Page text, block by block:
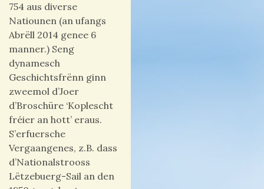
754 aus diverse
Natiounen (an ufangs
Abrëll 2014 genee 6
manner.) Seng
dynamesch
Geschichtsfrënn ginn
zweemol d’Joer
d’Broschüre ‘Koplescht
fréier an hott’ eraus.
S’erfuersche
Vergaangenes, z.B. dass
d’Nationalstrooss
Lëtzebuerg-Sail an den